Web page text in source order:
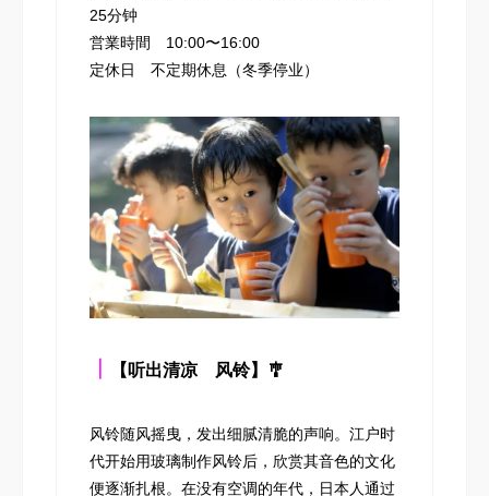
25分钟
営業時間 10:00〜16:00
定休日 不定期休息（冬季停业）
【听出清凉 风铃】🎐
风铃随风摇曳，发出细腻清脆的声响。江户时
代开始用玻璃制作风铃后，欣赏其音色的文化
便逐渐扎根。在没有空调的年代，日本人通过